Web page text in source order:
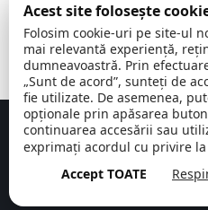
luni -
vineri:
08:00 -
16:00
Comuna Carcaliu | județul
©
Concept realizat deBig
Acest site folosește
Folosim cookie-uri pe site-ul
mai relevantă experiență,
dumneavoastră. Prin
„Sunt de acord”, sunteți de
fie utilizate. De asemenea,
opționale prin apăsarea
continuarea accesării sau
exprimați acordul cu privire la
Accept TOATE